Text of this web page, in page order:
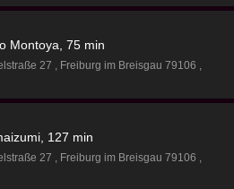
Montoya, 75 min
27
Freiburg im Breisgau 79106
127 min
27
Freiburg im Breisgau 79106